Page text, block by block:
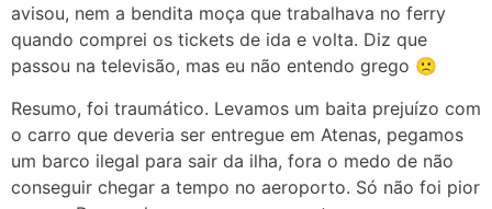
avisou, nem a bendita moça que trabalhava no ferry
quando comprei os tickets de ida e volta. Diz que
passou na televisão, mas eu não entendo grego 🙁
Resumo, foi traumático. Levamos um baita prejuízo com
o carro que deveria ser entregue em Atenas, pegamos
um barco ilegal para sair da ilha, fora o medo de não
conseguir chegar a tempo no aeroporto. Só não foi pior